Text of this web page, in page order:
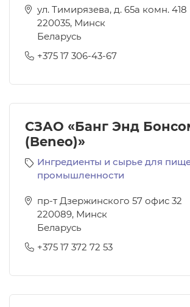
ул. Тимирязева, д. 65а комн. 418
220035, Минск
Беларусь
+375 17 306-43-67
СЗАО «Банг Энд
(Beneo)»
Ингредиенты и сырье для
промышленности
пр-т Дзержинского 57 офис 32
220089, Минск
Беларусь
+375 17 372 72 53